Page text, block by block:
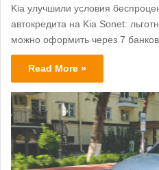
Kia улучшили условия
автокредита на Kia Sonet:
можно оформить через 7 банков.
Read More »